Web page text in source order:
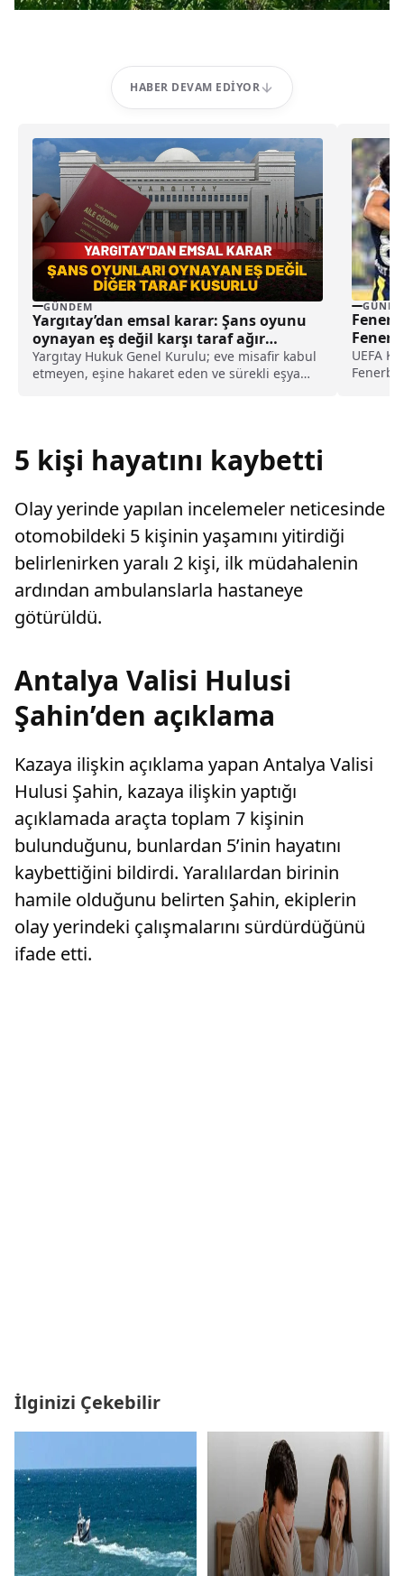
HABER DEVAM EDIYOR
GÜNDEM
Yargıtay’dan emsal karar: Şans oyunu
oynayan eş değil karşı taraf ağır
kusurlu sayıldı
Yargıtay Hukuk Genel Kurulu; eve misafir kabul
etmeyen, eşine hakaret eden ve sürekli eşya
UEFA
5 kişi hayatını kaybetti
Olay yerinde yapılan incelemeler neticesinde
otomobildeki 5 kişinin yaşamını yitirdiği
belirlenirken yaralı 2 kişi, ilk müdahalenin
ardından ambulanslarla hastaneye
götürüldü.
Antalya Valisi Hulusi
Şahin’den açıklama
Kazaya ilişkin açıklama yapan Antalya Valisi
Hulusi Şahin, kazaya ilişkin yaptığı
açıklamada araçta toplam 7 kişinin
bulunduğunu, bunlardan 5’inin hayatını
kaybettiğini bildirdi. Yaralılardan birinin
hamile olduğunu belirten Şahin, ekiplerin
olay yerindeki çalışmalarını sürdürdüğünü
ifade etti.
İlginizi Çekebilir